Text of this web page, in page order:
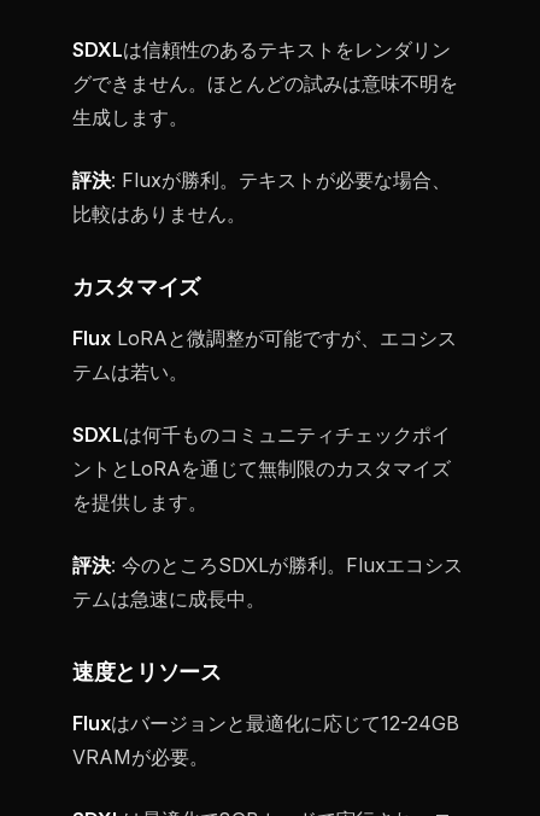
SDXLは信頼性のあるテキストをレンダリン
グできません。ほとんどの試みは意味不明を
生成します。
評決: Fluxが勝利。テキストが必要な場合、
比較はありません。
カスタマイズ
Flux LoRAと微調整が可能ですが、エコシス
テムは若い。
SDXLは何千ものコミュニティチェックポイ
ントとLoRAを通じて無制限のカスタマイズ
を提供します。
評決: 今のところSDXLが勝利。Fluxエコシス
テムは急速に成長中。
速度とリソース
Fluxはバージョンと最適化に応じて12-24GB
VRAMが必要。